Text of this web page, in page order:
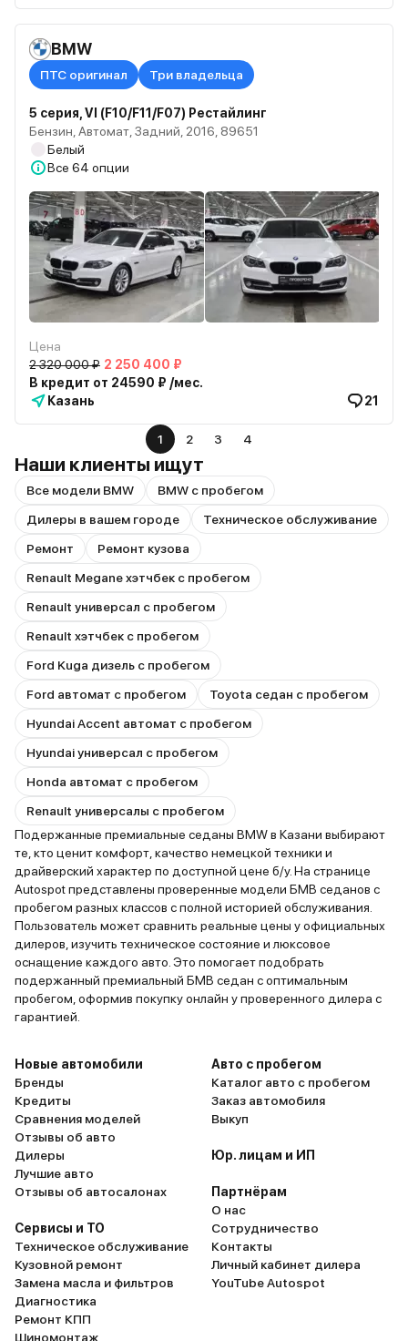
BMW
ПТС оригинал Три владельца
5 серия, VI (F10/F11/F07) Рестайлинг
Бензин, Автомат, Задний, 2016, 89651
Белый
Все 64 опции
Цена
2 320 000 ₽ 2 250 400 ₽
В кредит от 24590 ₽ /мес.
Казань
21
1 2 3 4
Наши клиенты ищут
Все модели BMW
BMW с пробегом
Дилеры в вашем городе
Техническое обслуживание
Ремонт
Ремонт кузова
Renault Megane хэтчбек с пробегом
Renault универсал с пробегом
Renault хэтчбек с пробегом
Ford Kuga дизель с пробегом
Ford автомат с пробегом
Toyota седан с пробегом
Hyundai Accent автомат с пробегом
Hyundai универсал с пробегом
Honda автомат с пробегом
Renault универсалы с пробегом
Подержанные премиальные седаны BMW в Казани выбирают
те, кто ценит комфорт, качество немецкой техники и
драйверский характер по доступной цене б/у. На странице
Autospot представлены проверенные модели БМВ седанов с
пробегом разных классов с полной историей обслуживания.
Пользователь может сравнить реальные цены у официальных
дилеров, изучить техническое состояние и люксовое
оснащение каждого авто. Это помогает подобрать
подержанный премиальный БМВ седан с оптимальным
пробегом, оформив покупку онлайн у проверенного дилера с
гарантией.
Новые автомобили
Бренды
Кредиты
Сравнения моделей
Отзывы об авто
Дилеры
Лучшие авто
Отзывы об автосалонах
Сервисы и ТО
Техническое обслуживание
Кузовной ремонт
Замена масла и фильтров
Диагностика
Ремонт КПП
Шиномонтаж
Авто с пробегом
Каталог авто с пробегом
Заказ автомобиля
Выкуп
Юр. лицам и ИП
Партнёрам
О нас
Сотрудничество
Контакты
Личный кабинет дилера
YouTube Autospot